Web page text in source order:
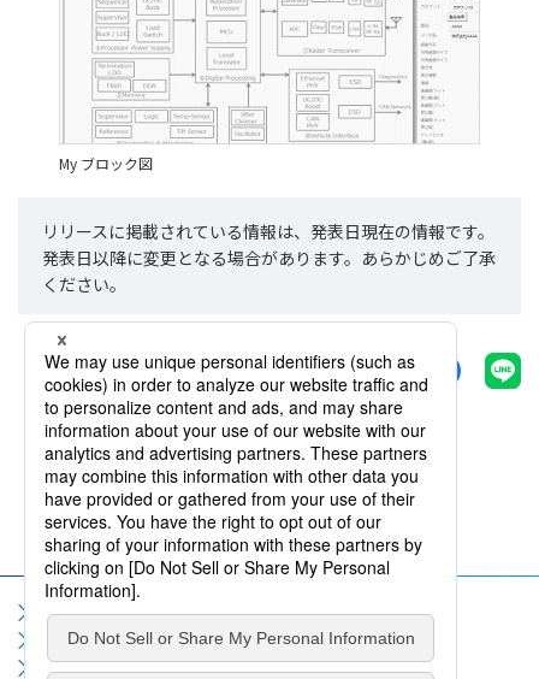
My ブロック図
リリースに掲載されている情報は、発表日現在の情報です。
発表日以降に変更となる場合があります。あらかじめご了承
ください。
シェアする
一覧へ戻る
サイトマップ サイト利用規約
個人情報保護方針
ソーシャルメディア利用規約
情報セキュリティポリシー
お問い合わせ
よくいただくご質問